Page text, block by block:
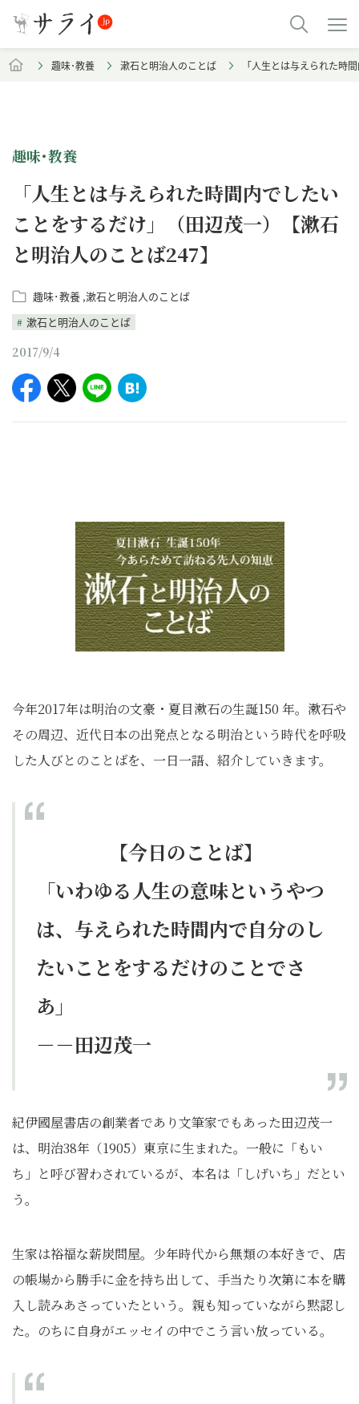
趣味･教養 漱石と明治人のことば 「人生とは与えられた時
趣味･教養
「人生とは与えられた時間内でしたい
ことをするだけ」（田辺茂一）【漱石
と明治人のことば247】
趣味･教養 漱石と明治人のことば
漱石と明治人のことば
2017/9/4
今年2017年は明治の文豪・夏目漱石の生誕150 年。漱石や
その周辺、近代日本の出発点となる明治という時代を呼吸
した人びとのことばを、一日一語、紹介していきます。
【今日のことば】
「いわゆる人生の意味というやつ
は、与えられた時間内で自分のし
たいことをするだけのことでさ
あ」
－－田辺茂一
紀伊國屋書店の創業者であり文筆家でもあった田辺茂一
は、明治38年（1905）東京に生まれた。一般に「もい
ち」と呼び習わされているが、本名は「しげいち」だとい
う。
生家は裕福な薪炭問屋。少年時代から無類の本好きで、店
の帳場から勝手に金を持ち出して、手当たり次第に本を購
入し読みあさっていたという。親も知っていながら黙認し
た。のちに自身がエッセイの中でこう言い放っている。